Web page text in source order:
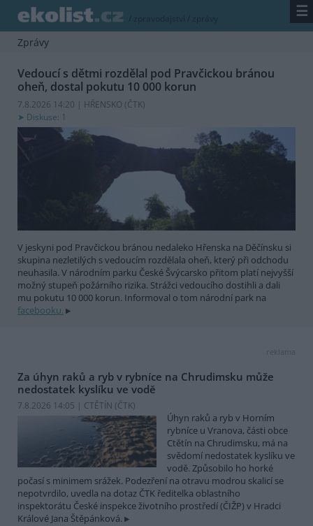
/ zpravodajství / zprávy ☰
Zprávy
Vedoucí s dětmi rozdělal pod Pravčickou bránou
oheň, dostal pokutu 10 000 korun
7.8.2026 14:20 | HŘENSKO (ČTK)
Diskuse: 1
V jeskyni pod Pravčickou bránou nedaleko Hřenska na Děčínsku si
skupina nezletilých s vedoucím rozdělala oheň, který při odchodu
neuhasila. V národním parku České Švýcarsko přitom platí nejvyšší
možný stupeň požárního rizika. Strážci vedoucího dostihli a dali
mu pokutu 10 000 korun. Informoval o tom národní park na
facebooku.
reklama
Za úhyn raků a ryb v rybníce na Chrudimsku může
nedostatek kyslíku ve vodě
7.8.2026 14:05 | CTĚTÍN (ČTK)
Úhyn raků a ryb v Horním
rybníce u Vranova, části obce
Ctětín na Chrudimsku, má na
svědomí nedostatek kyslíku ve
vodě. Způsobilo ho horké
počasí s minimem srážek. Podezření na otravu modrou skalicí se
nepotvrdilo, uvedla na dotaz ČTK ředitelka oblastního
inspektorátu České inspekce životního prostředí (ČIŽP) v Hradci
Králové Jana Štěpánková.